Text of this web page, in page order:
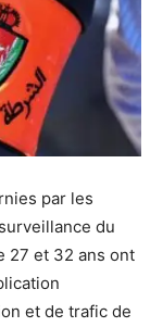
par les
du
27 et 32 ans ont
et de trafic de